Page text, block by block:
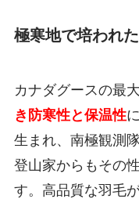
極寒地で培われ
カナダグースの最
き防寒性と保温性
生まれ、南極観測
登山家からもその
す。高品質な羽毛